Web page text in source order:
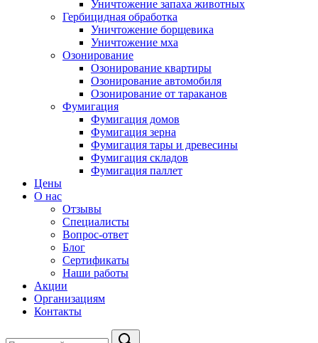
Уничтожение запаха животных
Гербицидная обработка
Уничтожение борщевика
Уничтожение мха
Озонирование
Озонирование квартиры
Озонирование автомобиля
Озонирование от тараканов
Фумигация
Фумигация домов
Фумигация зерна
Фумигация тары и древесины
Фумигация складов
Фумигация паллет
Цены
О нас
Отзывы
Специалисты
Вопрос-ответ
Блог
Сертификаты
Наши работы
Акции
Организациям
Контакты